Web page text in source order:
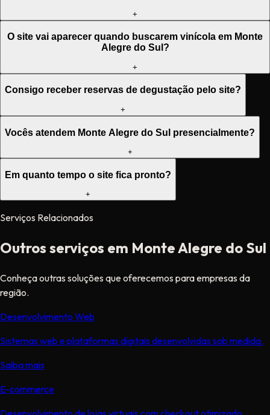
+
O site vai aparecer quando buscarem vinícola em Monte
Alegre do Sul?
+
Consigo receber reservas de degustação pelo site?
+
Vocês atendem Monte Alegre do Sul presencialmente?
+
Em quanto tempo o site fica pronto?
+
Serviços Relacionados
Outros serviços em Monte Alegre do Sul
Conheça outras soluções que oferecemos para empresas da
região.
Desenvolvimento Web
Sistemas web e plataformas digitais desenvolvidas sob medida.
Saiba mais
E-commerce